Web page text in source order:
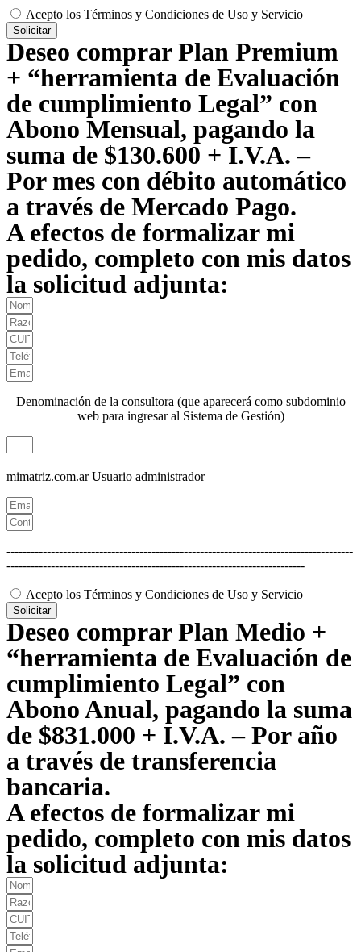
Acepto los Términos y Condiciones de Uso y Servicio
Solicitar
Deseo comprar Plan Premium
+ “herramienta de Evaluación
de cumplimiento Legal” con
Abono Mensual, pagando la
suma de $130.600 + I.V.A. –
Por mes con débito automático
a través de Mercado Pago.
A efectos de formalizar mi
pedido, completo con mis datos
la solicitud adjunta:
Denominación de la consultora (que aparecerá como subdominio
web para ingresar al Sistema de Gestión)
mimatriz.com.ar Usuario administrador
--------------------------------------------------------------------------------------
--------------------------------------------------------------------------
Acepto los Términos y Condiciones de Uso y Servicio
Solicitar
Deseo comprar Plan Medio +
“herramienta de Evaluación de
cumplimiento Legal” con
Abono Anual, pagando la suma
de $831.000 + I.V.A. – Por año
a través de transferencia
bancaria.
A efectos de formalizar mi
pedido, completo con mis datos
la solicitud adjunta: